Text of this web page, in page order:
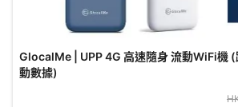
GlocalMe | UPP 4G 高速隨身 流動WiFi機
動數據)